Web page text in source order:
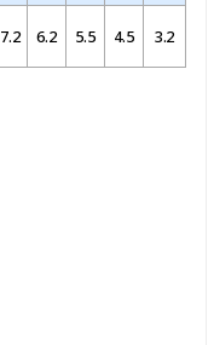
7.2 6.2 5.5 4.5 3.2